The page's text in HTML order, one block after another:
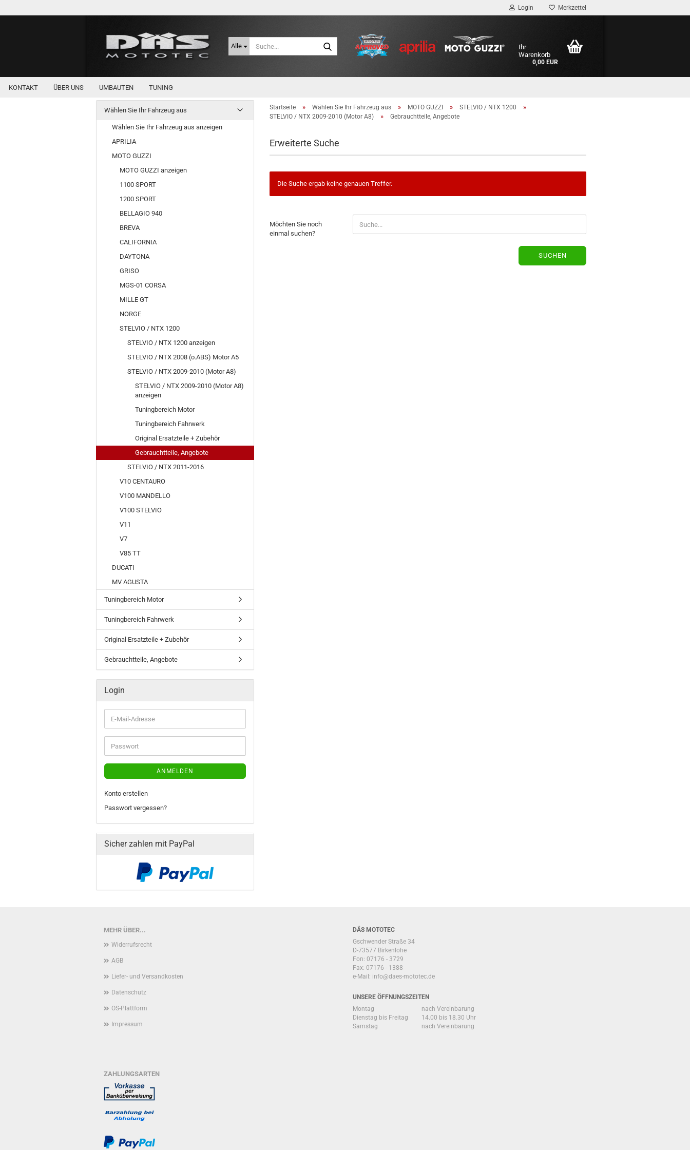
Login Merkzettel
Alle
Suche...
Ihr
Warenkorb
0,00 EUR
KONTAKT ÜBER UNS UMBAUTEN TUNING
Startseite » Wählen Sie Ihr Fahrzeug aus » MOTO GUZZI » STELVIO / NTX 1200 »
STELVIO / NTX 2009-2010 (Motor A8) » Gebrauchtteile, Angebote
Erweiterte Suche
Die Suche ergab keine genauen Treffer.
SIE
NOCH
Möchten Sie noch
einmal suchen?
SUCHEN
Wählen Sie Ihr Fahrzeug aus
Wählen Sie Ihr Fahrzeug aus anzeigen
APRILIA
MOTO GUZZI
MOTO GUZZI anzeigen
1100 SPORT
1200 SPORT
BELLAGIO 940
BREVA
CALIFORNIA
DAYTONA
GRISO
MGS-01 CORSA
MILLE GT
NORGE
STELVIO / NTX 1200
STELVIO / NTX 1200 anzeigen
STELVIO / NTX 2008 (o.ABS) Motor A5
STELVIO / NTX 2009-2010 (Motor A8)
STELVIO / NTX 2009-2010 (Motor A8)
anzeigen
Tuningbereich Motor
Tuningbereich Fahrwerk
Original Ersatzteile + Zubehör
Gebrauchtteile, Angebote
STELVIO / NTX 2011-2016
V10 CENTAURO
V100 MANDELLO
V100 STELVIO
V11
V7
V85 TT
DUCATI
MV AGUSTA
Tuningbereich Motor
Tuningbereich Fahrwerk
Original Ersatzteile + Zubehör
Gebrauchtteile, Angebote
Login
E-
Mail-
Adresse
Passwort
ANMELDEN
Konto erstellen
Passwort vergessen?
Sicher zahlen mit PayPal
MEHR ÜBER...
Widerrufsrecht
AGB
Liefer- und Versandkosten
Datenschutz
OS-Plattform
Impressum
DÄS MOTOTEC
Gschwender Straße 34
D-73577 Birkenlohe
Fon: 07176 - 3729
Fax: 07176 - 1388
e-Mail: info@daes-mototec.de
UNSERE ÖFFNUNGSZEITEN
Montag
nach Vereinbarung
Dienstag bis Freitag
14.00 bis 18.30 Uhr
Samstag
nach Vereinbarung
ZAHLUNGSARTEN